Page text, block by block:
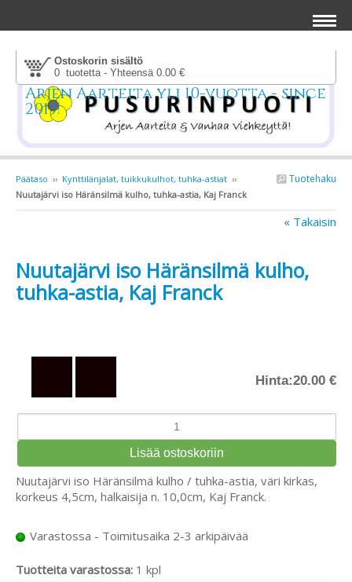
Ostoskorin sisältö
0 tuotetta - Yhteensä 0.00 €
Arjen Aarteita yli 10-vuotta - since
2013!
Tuotehaku
Päätaso ›› Kynttilänjalat, tuikkukulhot, tuhka-astiat ››
Nuutajärvi iso Häränsilmä kulho, tuhka-astia, Kaj Franck
« Takaisin
Nuutajärvi iso Häränsilmä kulho,
tuhka-astia, Kaj Franck
Hinta:20.00 €
Nuutajärvi iso Häränsilmä kulho / tuhka-astia, väri kirkas,
korkeus 4,5cm, halkaisija n. 10,0cm, Kaj Franck.
Varastossa - Toimitusaika 2-3 arkipäivää
Tuotteita varastossa: 1 kpl